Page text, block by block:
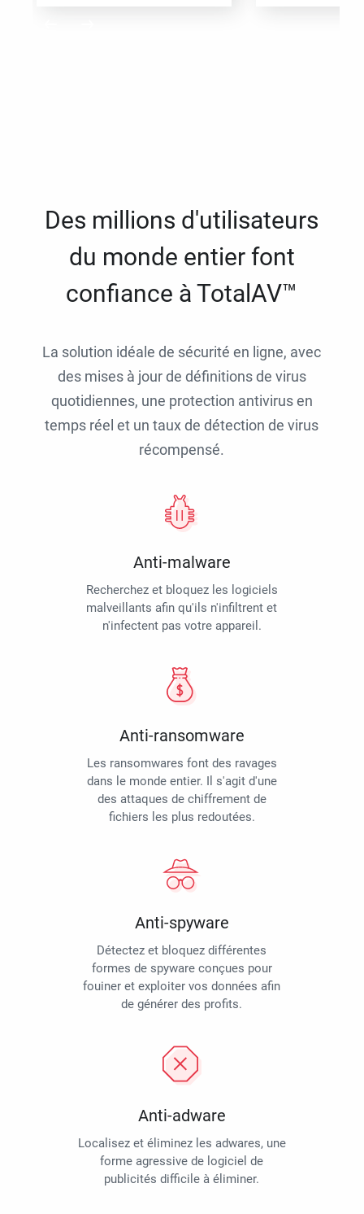
Des millions d'utilisateurs
du monde entier font
confiance à TotalAV™
La solution idéale de sécurité en ligne, avec
des mises à jour de définitions de virus
quotidiennes, une protection antivirus en
temps réel et un taux de détection de virus
récompensé.
Anti-malware
Recherchez et bloquez les logiciels
malveillants afin qu'ils n'infiltrent et
n'infectent pas votre appareil.
Anti-ransomware
Les ransomwares font des ravages
dans le monde entier. Il s'agit d'une
des attaques de chiffrement de
fichiers les plus redoutées.
Anti-spyware
Détectez et bloquez différentes
formes de spyware conçues pour
fouiner et exploiter vos données afin
de générer des profits.
Anti-adware
Localisez et éliminez les adwares, une
forme agressive de logiciel de
publicités difficile à éliminer.